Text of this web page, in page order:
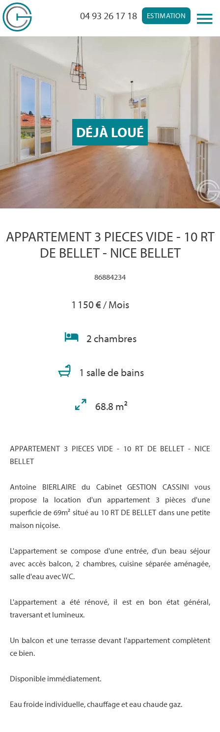
ESTIMATION
04 93 26 17 18
DÉJÀ LOUÉ
APPARTEMENT 3 PIECES VIDE - 10 RT
DE BELLET - NICE BELLET
86884234
1 150 € / Mois
2 chambres
1 salle de bains
68.8 m²
APPARTEMENT 3 PIECES VIDE - 10 RT DE BELLET - NICE
BELLET
Antoine BIERLAIRE du Cabinet GESTION CASSINI vous
propose la location d'un appartement 3 pièces d'une
superficie de 69m² situé au 10 RT DE BELLET dans une petite
maison niçoise.
L'appartement se compose d'une entrée, d'un beau séjour
avec accès balcon, 2 chambres, cuisine séparée aménagée,
salle d'eau avec WC.
L'appartement a été rénové, il est en bon état général,
traversant et lumineux.
Un balcon et une terrasse devant l'appartement complètent
ce bien.
Disponible immédiatement.
Eau froide individuelle, chauffage et eau chaude gaz.